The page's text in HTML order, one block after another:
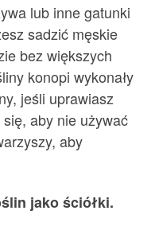
lub inne gatunki
sadzić męskie
bez większych
konopi wykonały
jeśli uprawiasz
aby nie używać
aby
jako ściółki.